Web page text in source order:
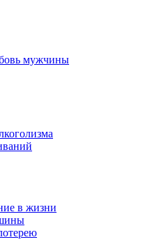
мужчины
в жизни